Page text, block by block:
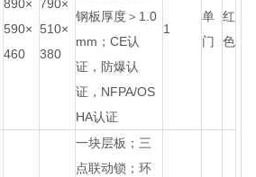
890×
590×
460
790×
510×
380
钢板厚度＞1.0
mm；CE认
证，防爆认
证，NFPA/OS
HA认证
1
单
门
红
色
一块层板；三
点联动锁；环